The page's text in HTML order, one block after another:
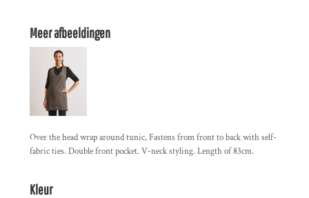
Meer afbeeldingen
Over the head wrap around tunic, Fastens from front to back with self-
fabric ties. Double front pocket. V-neck styling. Length of 83cm.
Kleur